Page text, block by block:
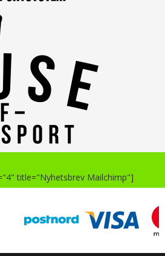
title="Nyhetsbrev Mailchimp"]